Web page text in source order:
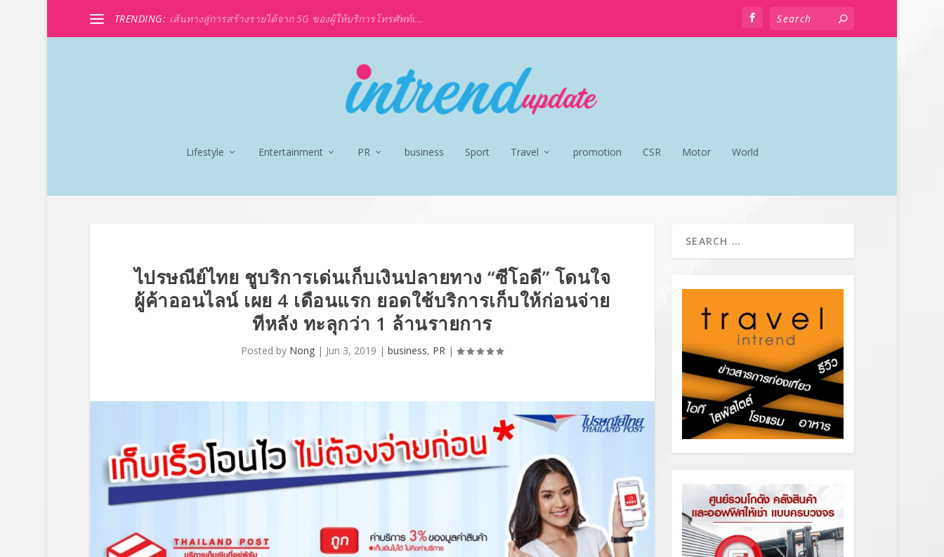
TRENDING: เส้นทางสู่การสร้างรายได้จาก 5G ของผู้ให้บริการโทรศัพท์เ...
Lifestyle Entertainment PR business Sport Travel promotion CSR Motor World
ไปรษณีย์ไทย ชูบริการเด่นเก็บเงินปลายทาง “ซีโอดี” โดนใจ
ผู้ค้าออนไลน์ เผย 4 เดือนแรก ยอดใช้บริการเก็บให้ก่อนจ่าย
ทีหลัง ทะลุกว่า 1 ล้านรายการ
Posted by Nong | Jun 3, 2019 |business, PR |